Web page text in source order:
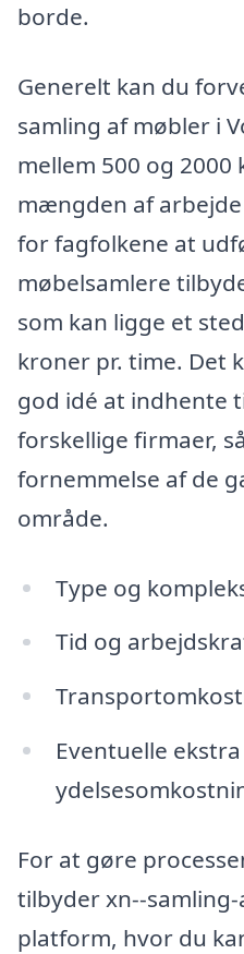
borde.
Generelt kan du
samling af møbler i
mellem 500 og
mængden af
for fagfolkene at
møbelsamlere
som kan ligge et
kroner pr. time. Det
god idé at indhente
forskellige firmaer,
fornemmelse af de
område.
Type og
Tid og
Eventuelle ekstra
For at gøre
tilbyder xn--
platform, hvor du